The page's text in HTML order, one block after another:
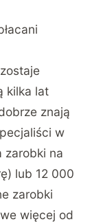
kilka lat
znają
w
zarobki na
lub 12 000
zarobki
więcej od